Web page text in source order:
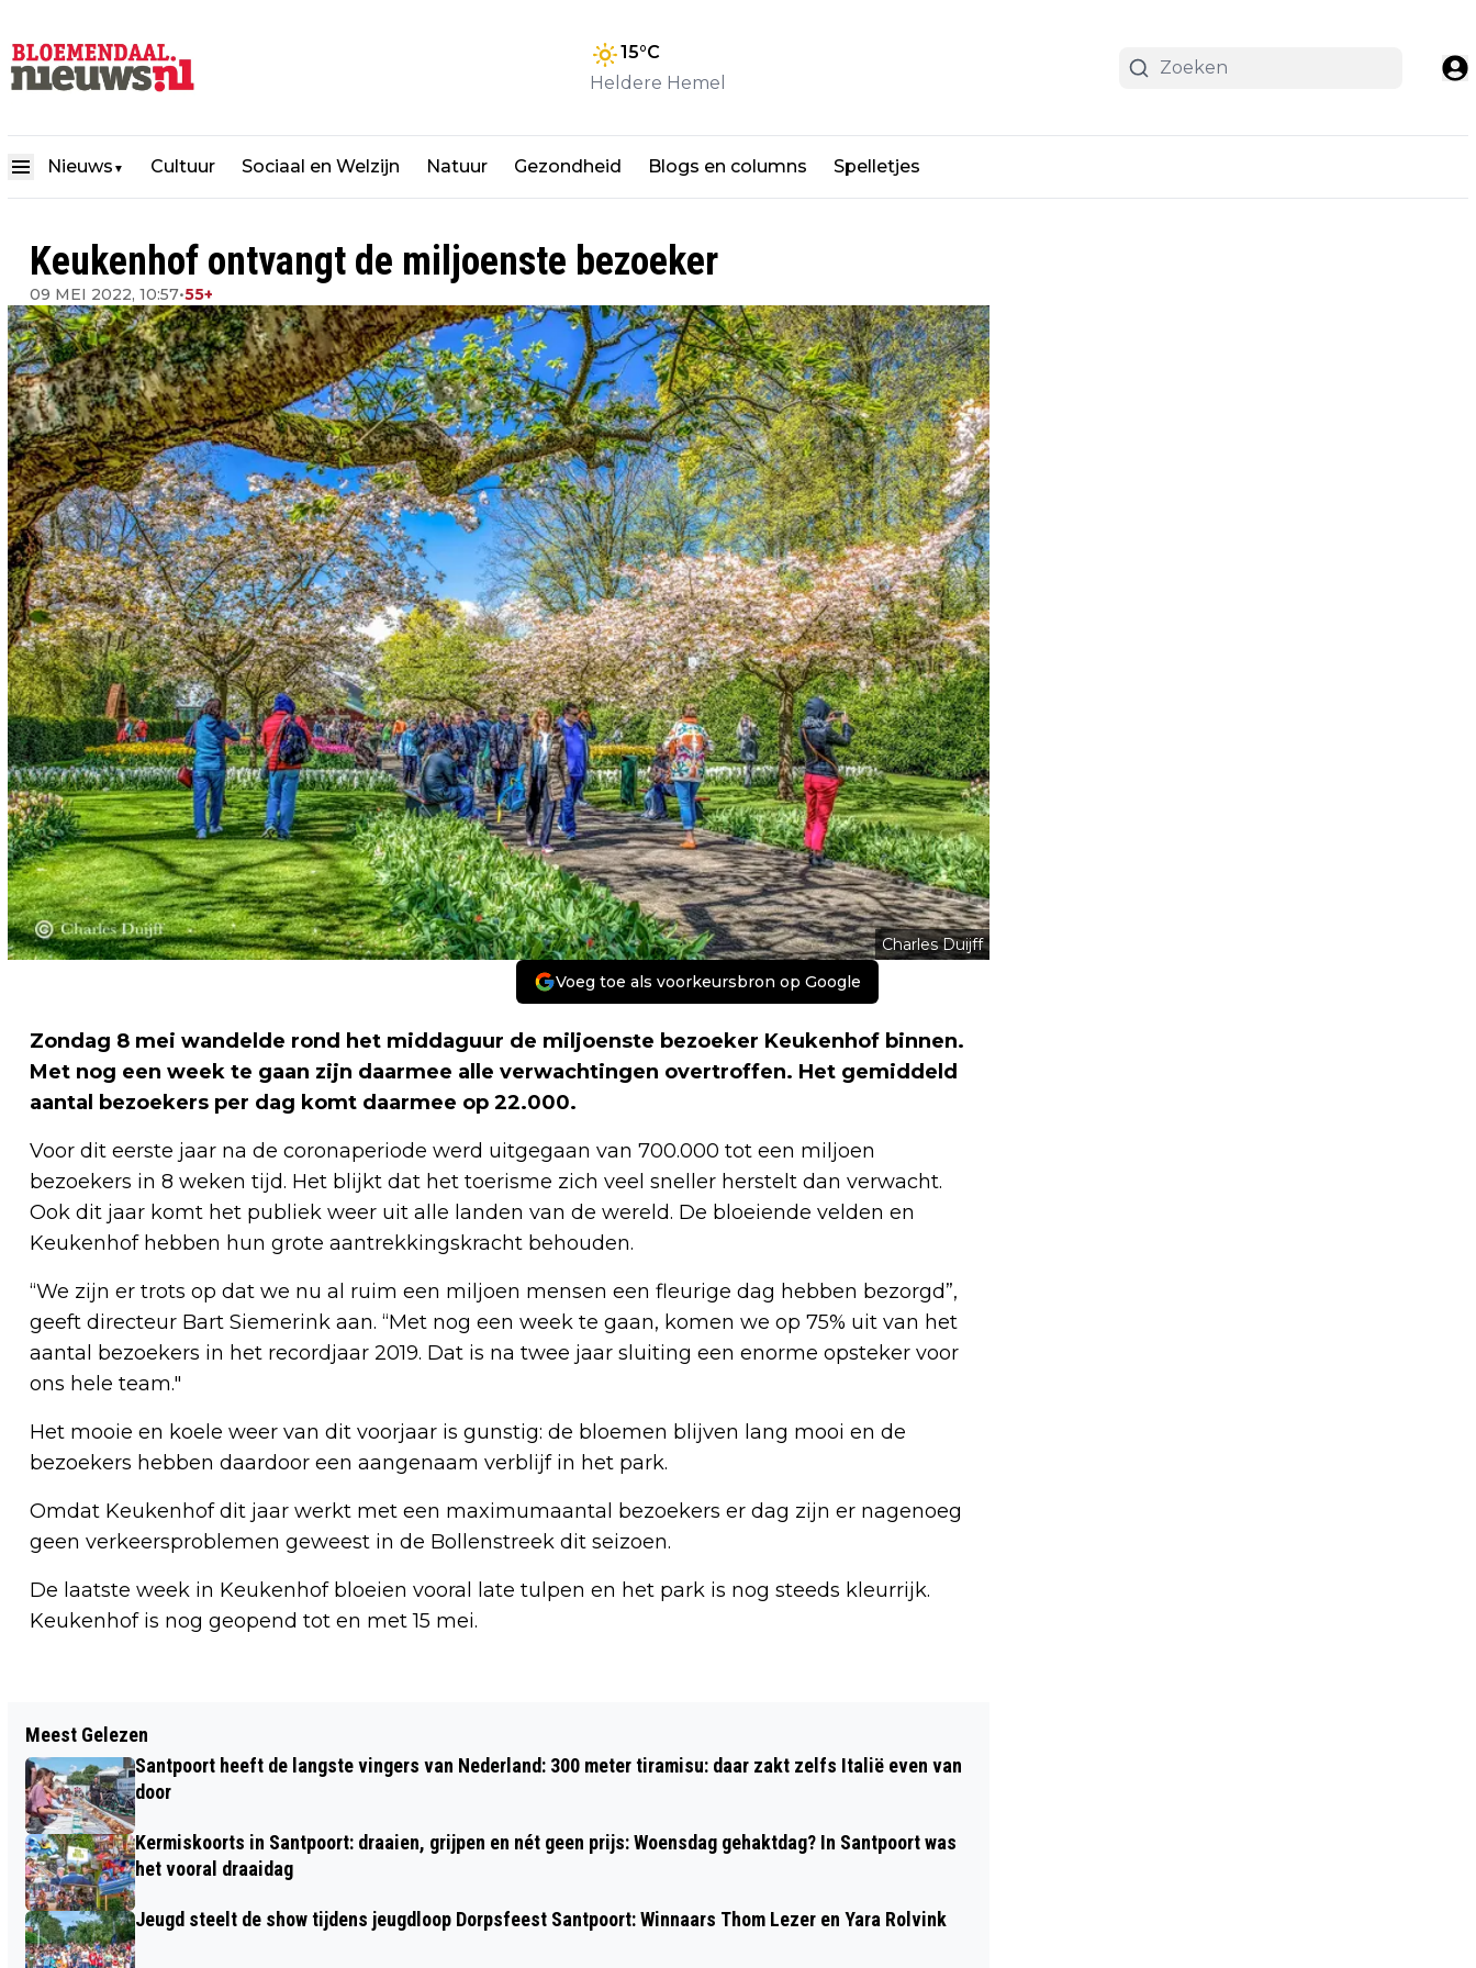
15°C
Heldere Hemel
Nieuws ▼ Cultuur Sociaal en Welzijn Natuur Gezondheid Blogs en columns Spelletjes
Keukenhof ontvangt de miljoenste bezoeker
09 MEI 2022, 10:57•55+
Charles Duijff
Voeg toe als voorkeursbron op Google
Zondag 8 mei wandelde rond het middaguur de miljoenste bezoeker Keukenhof binnen.
Met nog een week te gaan zijn daarmee alle verwachtingen overtroffen. Het gemiddeld
aantal bezoekers per dag komt daarmee op 22.000.
Voor dit eerste jaar na de coronaperiode werd uitgegaan van 700.000 tot een miljoen
bezoekers in 8 weken tijd. Het blijkt dat het toerisme zich veel sneller herstelt dan verwacht.
Ook dit jaar komt het publiek weer uit alle landen van de wereld. De bloeiende velden en
Keukenhof hebben hun grote aantrekkingskracht behouden.
“We zijn er trots op dat we nu al ruim een miljoen mensen een fleurige dag hebben bezorgd”,
geeft directeur Bart Siemerink aan. “Met nog een week te gaan, komen we op 75% uit van het
aantal bezoekers in het recordjaar 2019. Dat is na twee jaar sluiting een enorme opsteker voor
ons hele team."
Het mooie en koele weer van dit voorjaar is gunstig: de bloemen blijven lang mooi en de
bezoekers hebben daardoor een aangenaam verblijf in het park.
Omdat Keukenhof dit jaar werkt met een maximumaantal bezoekers er dag zijn er nagenoeg
geen verkeersproblemen geweest in de Bollenstreek dit seizoen.
De laatste week in Keukenhof bloeien vooral late tulpen en het park is nog steeds kleurrijk.
Keukenhof is nog geopend tot en met 15 mei.
TRAVEL STUDENTEN LEREN AMADEUS
KENNEN
EN SPAARNDAM
Meest Gelezen
Santpoort heeft de langste vingers van Nederland: 300 meter tiramisu: daar zakt zelfs Italië even van
door
Kermiskoorts in Santpoort: draaien, grijpen en nét geen prijs: Woensdag gehaktdag? In Santpoort was
het vooral draaidag
Jeugd steelt de show tijdens jeugdloop Dorpsfeest Santpoort: Winnaars Thom Lezer en Yara Rolvink